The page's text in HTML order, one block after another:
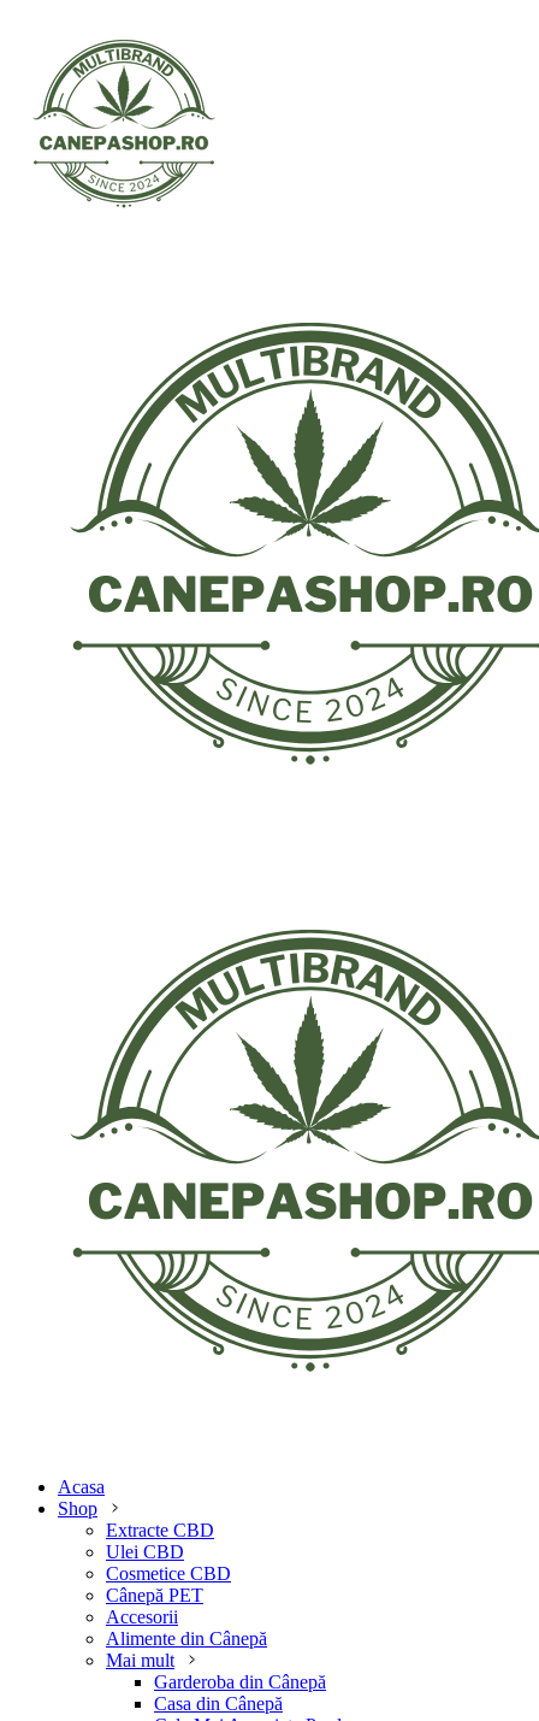
conținut
Acasa
Shop
Extracte CBD
Ulei CBD
Cosmetice CBD
Cânepă PET
Accesorii
Alimente din Cânepă
Mai mult
Garderoba din Cânepă
Casa din Cânepă